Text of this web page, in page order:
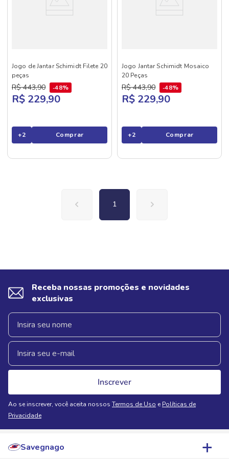
Jogo de Jantar Schimidt Filete 20
peças
R$ 443,90 48%
R$ 229,90
+2 Comprar
Jogo Jantar Schimidt Mosaico
20 Peças
R$ 443,90 48%
R$ 229,90
+2 Comprar
1
Receba nossas promoções e novidades
exclusivas
Inscrever
Ao se inscrever, você aceita nossos Termos de Uso e Políticas de
Privacidade
Savegnago